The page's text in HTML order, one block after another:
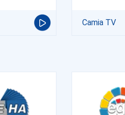
Camia TV